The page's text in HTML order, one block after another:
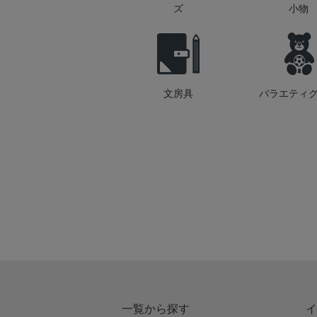
ズ
小物
文房具 バラエティ
一覧から探す